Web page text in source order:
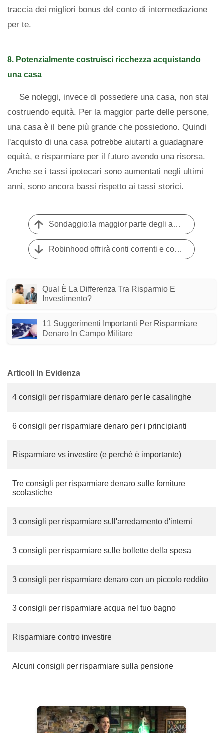
traccia dei migliori bonus del conto di intermediazione
per te.
8. Potenzialmente costruisci ricchezza acquistando
una casa
Se noleggi, invece di possedere una casa, non stai
costruendo equità. Per la maggior parte delle persone,
una casa è il bene più grande che possiedono. Quindi
l'acquisto di una casa potrebbe aiutarti a guadagnare
equità, e risparmiare per il futuro avendo una risorsa.
Anche se i tassi ipotecari sono aumentati negli ultimi
anni, sono ancora bassi rispetto ai tassi storici.
Sondaggio:la maggior parte degli americani non coprirebbe un'emergenza da $ 1000 con risparmi
Robinhood offrirà conti correnti e conti di risparmio senza commissioni e con un interesse del 3%
Qual È La Differenza Tra Risparmio E
Investimento?
11 Suggerimenti Importanti Per Risparmiare
Denaro In Campo Militare
Articoli In Evidenza
4 consigli per risparmiare denaro per le casalinghe
6 consigli per risparmiare denaro per i principianti
Risparmiare vs investire (e perché è importante)
Tre consigli per risparmiare denaro sulle forniture
scolastiche
3 consigli per risparmiare sull'arredamento d'interni
3 consigli per risparmiare sulle bollette della spesa
3 consigli per risparmiare denaro con un piccolo reddito
3 consigli per risparmiare acqua nel tuo bagno
Risparmiare contro investire
Alcuni consigli per risparmiare sulla pensione